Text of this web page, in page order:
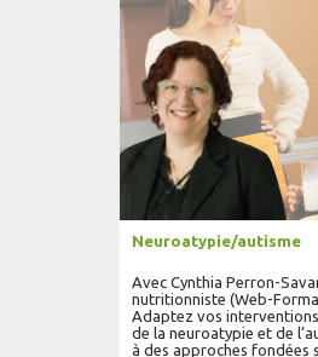
Neuroatypie/autisme
Avec Cynthia Perron-
nutritionniste (Web-
Adaptez vos
de la neuroatypie et de
à des approches fondées